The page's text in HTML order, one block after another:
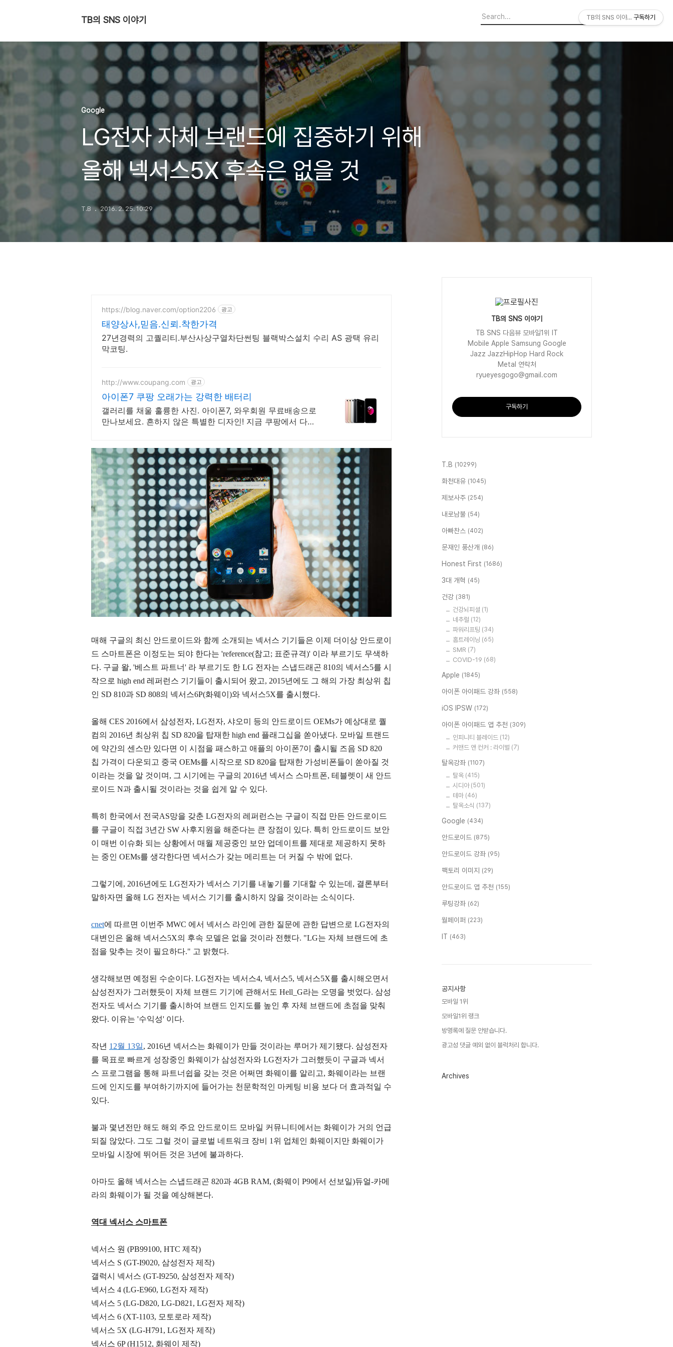
TB의 SNS 이야기
Google
LG전자 자체 브랜드에 집중하기 위해
올해 넥서스5X 후속은 없을 것
T.B 2016. 2. 25. 10:29
https://blog.naver.com/option2206 광고
태양상사,믿음.신뢰.착한가격
27년경력의 고퀄리티.부산사상구열차단썬팅 블랙박스설치 수리 AS 광택 유리
막코팅.
http://www.coupang.com 광고
아이폰7 쿠팡 오래가는 강력한 배터리
갤러리를 채울 훌륭한 사진. 아이폰7, 와우회원 무료배송으로
만나보세요. 흔하지 않은 특별한 디자인! 지금 쿠팡에서 다양
매해 구글의 최신 안드로이드와 함께 소개되는 넥서스 기기들은 이제 더이상 안드로이
드 스마트폰은 이정도는 되야 한다는 'reference(참고; 표준규격)' 이라 부르기도 무색하
다. 구글 왈, '베스트 파트너' 라 부르기도 한 LG 전자는 스냅드래곤 810의 넥서스5를 시
작으로 high end 레퍼런스 기기들이 출시되어 왔고, 2015년에도 그 해의 가장 최상위 칩
인 SD 810과 SD 808의 넥서스6P(화웨이)와 넥서스5X를 출시했다.
올해 CES 2016에서 삼성전자, LG전자, 샤오미 등의 안드로이드 OEMs가 예상대로 퀄
컴의 2016년 최상위 칩 SD 820을 탑재한 high end 플래그십을 쏟아냈다. 모바일 트랜드
에 약간의 센스만 있다면 이 시점을 패스하고 애플의 아이폰7이 출시될 즈음 SD 820
칩 가격이 다운되고 중국 OEMs를 시작으로 SD 820을 탑재한 가성비폰들이 쏟아질 것
이라는 것을 알 것이며, 그 시기에는 구글의 2016년 넥서스 스마트폰, 테블렛이 새 안드
로이드 N과 출시될 것이라는 것을 쉽게 알 수 있다.
특히 한국에서 전국AS망을 갖춘 LG전자의 레퍼런스는 구글이 직접 만든 안드로이드
를 구글이 직접 3년간 SW 사후지원을 해준다는 큰 장점이 있다. 특히 안드로이드 보안
이 매번 이슈화 되는 상황에서 매월 제공중인 보안 업데이트를 제대로 제공하지 못하
는 중인 OEMs를 생각한다면 넥서스가 갖는 메리트는 더 커질 수 밖에 없다.
그렇기에, 2016년에도 LG전자가 넥서스 기기를 내놓기를 기대할 수 있는데, 결론부터
말하자면 올해 LG 전자는 넥서스 기기를 출시하지 않을 것이라는 소식이다.
cnet에 따르면 이번주 MWC 에서 넥서스 라인에 관한 질문에 관한 답변으로 LG전자의
대변인은 올해 넥서스5X의 후속 모델은 없을 것이라 전했다. "LG는 자체 브랜드에 초
점을 맞추는 것이 필요하다." 고 밝혔다.
생각해보면 예정된 수순이다. LG전자는 넥서스4, 넥서스5, 넥서스5X를 출시해오면서
삼성전자가 그러했듯이 자체 브랜드 기기에 관해서도 Hell_G라는 오명을 벗었다. 삼성
전자도 넥서스 기기를 출시하여 브랜드 인지도를 높인 후 자체 브랜드에 초점을 맞춰
왔다. 이유는 '수익성' 이다.
작년 12월 13일, 2016년 넥서스는 화웨이가 만들 것이라는 루머가 제기됐다. 삼성전자
를 목표로 빠르게 성장중인 화웨이가 삼성전자와 LG전자가 그러했듯이 구글과 넥서
스 프로그램을 통해 파트너쉽을 갖는 것은 어쩌면 화웨이를 알리고, 화웨이라는 브랜
드에 인지도를 부여하기까지에 들어가는 천문학적인 마케팅 비용 보다 더 효과적일 수
있다.
불과 몇년전만 해도 해외 주요 안드로이드 모바일 커뮤니티에서는 화웨이가 거의 언급
되질 않았다. 그도 그럴 것이 글로벌 네트워크 장비 1위 업체인 화웨이지만 화웨이가
모바일 시장에 뛰어든 것은 3년에 불과하다.
아마도 올해 넥서스는 스냅드래곤 820과 4GB RAM, (화웨이 P9에서 선보일)듀얼-카메
라의 화웨이가 될 것을 예상해본다.
역대 넥서스 스마트폰
넥서스 원 (PB99100, HTC 제작)
넥서스 S (GT-I9020, 삼성전자 제작)
갤럭시 넥서스 (GT-I9250, 삼성전자 제작)
넥서스 4 (LG-E960, LG전자 제작)
넥서스 5 (LG-D820, LG-D821, LG전자 제작)
넥서스 6 (XT-1103, 모토로라 제작)
넥서스 5X (LG-H791, LG전자 제작)
넥서스 6P (H1512, 화웨이 제작)
TB의 SNS 이야기
TB SNS 다음뷰 모바일1위 IT
Mobile Apple Samsung Google
Jazz JazzHipHop Hard Rock
Metal 연락처
ryueyesgogo@gmail.com
구독하기
T.B (10299)
화천대유 (1045)
제보사주 (254)
내로남불 (54)
아빠찬스 (402)
문재인 풍산개 (86)
Honest First (1686)
3대 개혁 (45)
건강 (381)
건강뇌피셜 (1)
네추럴 (12)
파워리프팅 (34)
홈트레이닝 (65)
SMR (7)
COVID-19 (68)
Apple (1845)
아이폰 아이패드 강좌 (558)
iOS IPSW (172)
아이폰 아이패드 앱 추천 (309)
인피니티 블레이드 (12)
커맨드 앤 컨커 : 라이벌 (7)
탈옥강좌 (1107)
탈옥 (415)
시디아 (501)
테마 (46)
탈옥소식 (137)
Google (434)
안드로이드 (875)
안드로이드 강좌 (95)
팩토리 이미지 (29)
안드로이드 앱 추천 (155)
루팅강좌 (62)
월페이퍼 (223)
IT (463)
공지사항
모바일 1위
모바일1위 랭크
방명록에 질문 안받습니다.
광고성 댓글 예외 없이 블럭처리 합니다.
Archives
TB의 SNS 이야기 구독하기